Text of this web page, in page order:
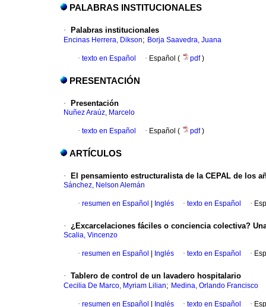
PALABRAS INSTITUCIONALES
· Palabras institucionales
Encinas Herrera, Dikson; Borja Saavedra, Juana
· texto en Español · Español ( pdf)
PRESENTACIÓN
· Presentación
Nuñez Araúz, Marcelo
· texto en Español · Español ( pdf)
ARTÍCULOS
· El pensamiento estructuralista de la CEPAL de los
Sánchez, Nelson Alemán
· resumen en Español Inglés · texto en Español ·
· ¿Excarcelaciones fáciles o conciencia colectiva?
Scalia, Vincenzo
· resumen en Español Inglés · texto en Español ·
· Tablero de control de un lavadero hospitalario
Cecilia De Marco, Myriam Lilian; Medina, Orlando Francisco
· resumen en Español Inglés · texto en Español ·